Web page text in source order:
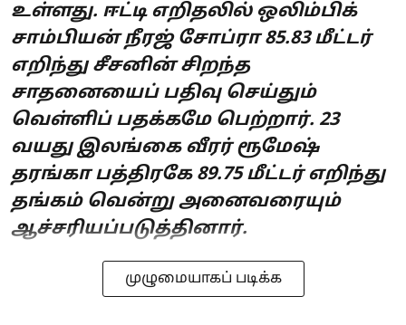
உள்ளது. ஈட்டி எறிதலில் ஒலிம்பிக்
சாம்பியன் நீரஜ் சோப்ரா 85.83 மீட்டர்
எறிந்து சீசனின் சிறந்த
சாதனையைப் பதிவு செய்தும்
வெள்ளிப் பதக்கமே பெற்றார். 23
வயது இலங்கை வீரர் ரூமேஷ்
தரங்கா பத்திரகே 89.75 மீட்டர் எறிந்து
தங்கம் வென்று அனைவரையும்
ஆச்சரியப்படுத்தினார்.
முழுமையாகப் படிக்க